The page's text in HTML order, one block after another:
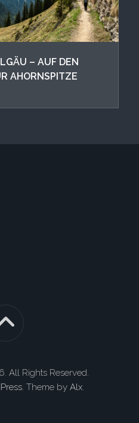
– AUF DEN
AHORNSPITZE
All Rights Reserved.
. Theme by Alx.